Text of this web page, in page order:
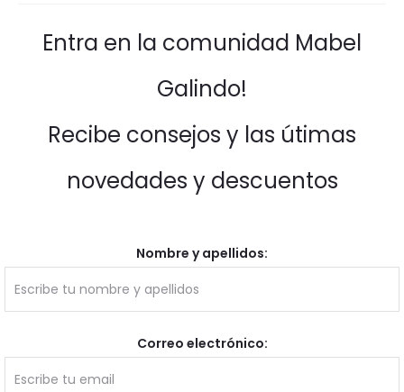
Entra en la comunidad Mabel
Galindo!
Recibe consejos y las útimas
novedades y descuentos
Nombre y apellidos:
Correo electrónico: